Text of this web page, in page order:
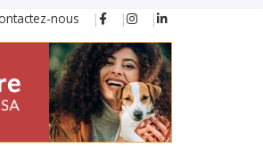
nous